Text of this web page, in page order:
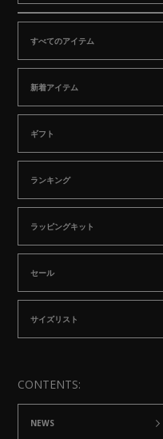
すべてのアイテム
新着アイテム
ギフト
ランキング
ラッピングキット
セール
サイズリスト
CONTENTS:
NEWS